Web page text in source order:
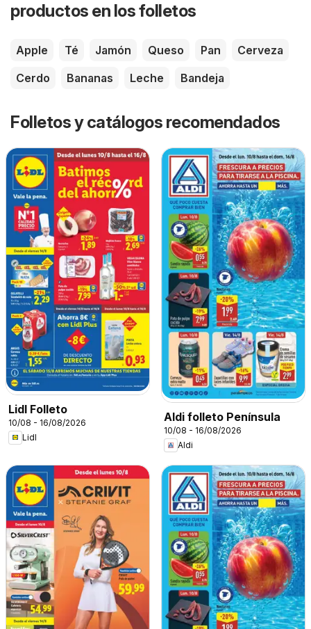
productos en los folletos
Apple Té Jamón Queso Pan
Cerveza
Cerdo
Bananas Leche Bandeja
Folletos y catálogos recomendados
Lidl Folleto
10/08 - 16/08/2026
Lidl
Aldi folleto Península
10/08 - 16/08/2026
Aldi